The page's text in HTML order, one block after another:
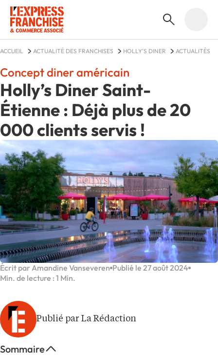
ACCUEIL ACTUALITÉ DES FRANCHISES HOLLY'S DINER ACTUALITÉS
Holly’s Diner Saint-
Étienne : Déjà plus de 20
000 clients servis !
Concept diner américain
Écrit par Amandine Vanseveren Publié le 27 août 2024
Min. de lecture : 1 Min.
Publié par La Rédaction
Sommaire